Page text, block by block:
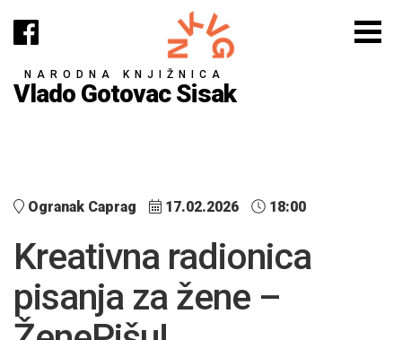
NARODNA KNJIŽNICA
Vlado Gotovac Sisak
Ogranak Caprag 17.02.2026 18:00
Kreativna radionica
pisanja za žene –